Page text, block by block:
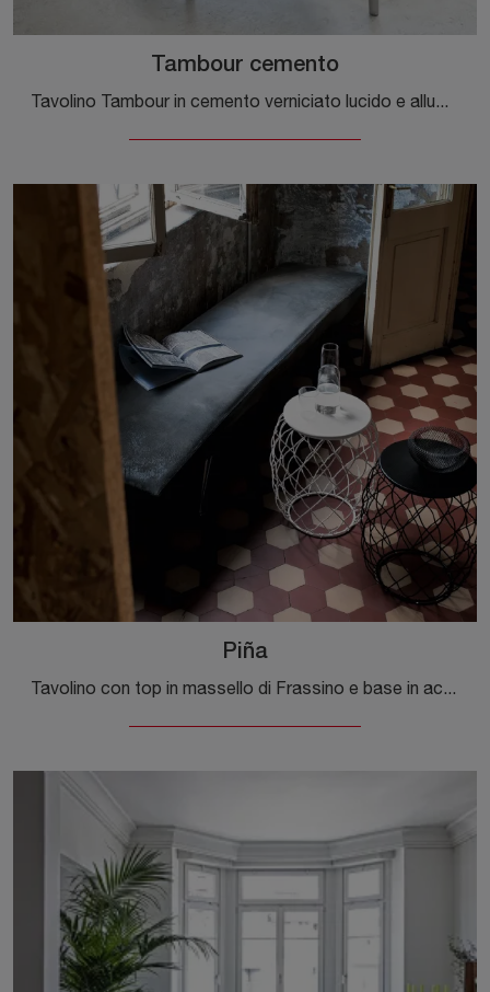
Tambour cemento
Tavolino Tambour in cemento verniciato lucido e alluminio di Magis: clicca e ottieni informazioni sui Complementi e tavolini moderni in materico del ...
Piña
Tavolino con top in massello di Frassino e base in acciaio Piña di Magis: clicca e scopri di più sui Complementi e tavolini moderni in legno del noto ...